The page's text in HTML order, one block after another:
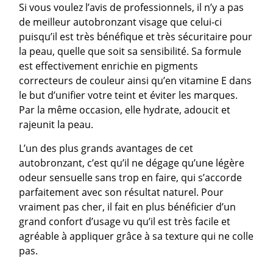
Si vous voulez l’avis de professionnels, il n’y a pas
de meilleur autobronzant visage que celui-ci
puisqu’il est très bénéfique et très sécuritaire pour
la peau, quelle que soit sa sensibilité. Sa formule
est effectivement enrichie en pigments
correcteurs de couleur ainsi qu’en vitamine E dans
le but d’unifier votre teint et éviter les marques.
Par la même occasion, elle hydrate, adoucit et
rajeunit la peau.
L’un des plus grands avantages de cet
autobronzant, c’est qu’il ne dégage qu’une légère
odeur sensuelle sans trop en faire, qui s’accorde
parfaitement avec son résultat naturel. Pour
vraiment pas cher, il fait en plus bénéficier d’un
grand confort d’usage vu qu’il est très facile et
agréable à appliquer grâce à sa texture qui ne colle
pas.